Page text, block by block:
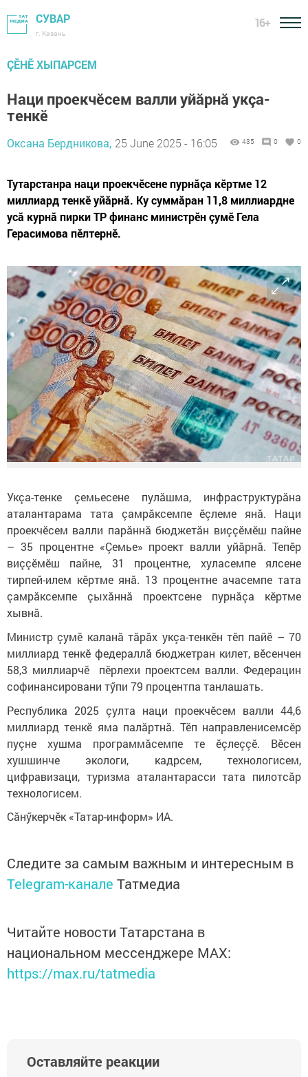
СУВАР
г. Казань
16+
ÇӖНӖ ХЫПАРСЕМ
Наци проекчӗсем валли уйăрнă укçа-
тенкӗ
Оксана Бердникова, 25 June 2025 - 16:05 435 0 0
Тутарстанра наци проекчӗсене пурнăçа кӗртме 12
миллиард тенкӗ уйăрнă. Ку суммăран 11,8 миллиардне
усă курнă пирки ТР финанс министрӗн çумӗ Гела
Герасимова пӗлтернӗ.
Укçа-тенке çемьесене пулăшма, инфраструктурăна
аталантарама тата çамрăксемпе ӗçлеме янă. Наци
проекчӗсем валли парăннă бюджетăн виççӗмӗш пайне
– 35 процентне «Çемье» проект валли уйăрнă. Тепӗр
виççӗмӗш пайне, 31 процентне, хуласемпе ялсене
тирпей-илем кӗртме янă. 13 процентне ачасемпе тата
çамрăксемпе çыхăннă проектсене пурнăçа кӗртме
хывнă.
Министр çумӗ каланă тăрăх укçа-тенкӗн тӗп пайӗ – 70
миллиард тенкӗ федераллă бюджетран килет, вӗсенчен
58,3 миллиарчӗ пӗрлехи проектсем валли. Федерацин
софинансировани тӳпи 79 процентпа танлашать.
Республика 2025 çулта наци проекчӗсем валли 44,6
миллиард тенкӗ яма палăртнă. Тӗп направленисемсӗр
пуçне хушма программăсемпе те ӗçлеççӗ. Вӗсен
хушшинче экологи, кадрсем, технологисем,
цифравизаци, туризма аталантарасси тата пилотсăр
технологисем.
Сăнӳкерчӗк «Татар-информ» ИА.
Следите за самым важным и интересным в
Telegram-канале Татмедиа
Читайте новости Татарстана в
национальном мессенджере MАХ:
https://max.ru/tatmedia
Оставляйте реакции